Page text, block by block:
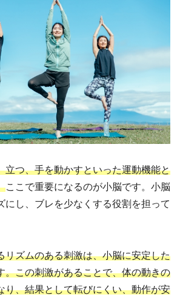
立つ、手を動かすといった運動機能と
ここで重要になるのが小脳です。小脳
にし、ブレを少なくする役割を担って
リズムのある刺激は、小脳に安定した
。この刺激があることで、体の動きの
り、結果として転びにくい、動作が安